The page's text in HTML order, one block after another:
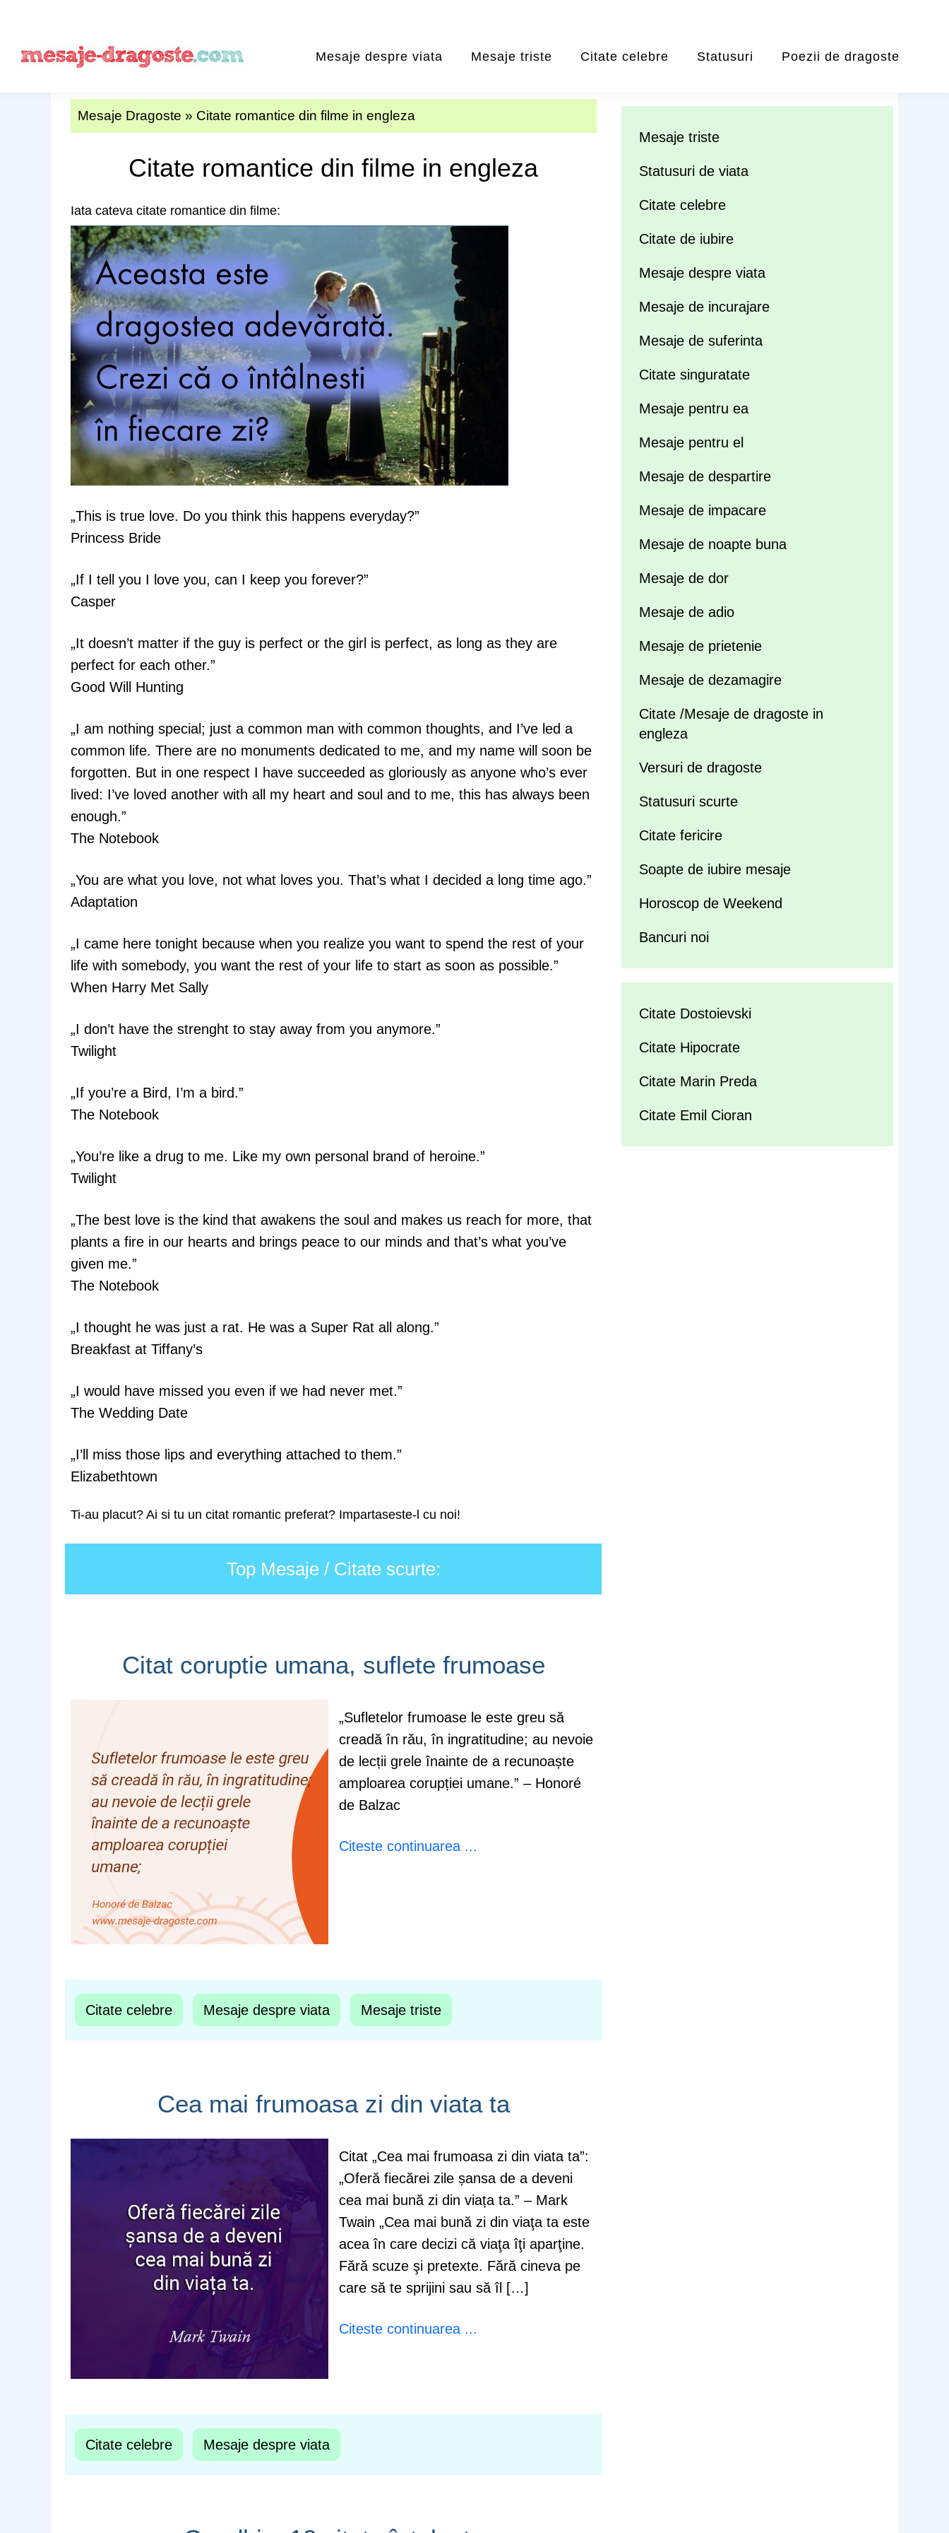
Mesaje despre viata Mesaje triste Citate celebre Statusuri Poezii de dragoste
Mesaje Dragoste » Citate romantice din filme in engleza
Citate romantice din filme in engleza
Iata cateva citate romantice din filme:
„This is true love. Do you think this happens everyday?”
Princess Bride
„If I tell you I love you, can I keep you forever?”
Casper
„It doesn’t matter if the guy is perfect or the girl is perfect, as long as they are
perfect for each other.”
Good Will Hunting
„I am nothing special; just a common man with common thoughts, and I’ve led a
common life. There are no monuments dedicated to me, and my name will soon be
forgotten. But in one respect I have succeeded as gloriously as anyone who’s ever
lived: I’ve loved another with all my heart and soul and to me, this has always been
enough.”
The Notebook
„You are what you love, not what loves you. That’s what I decided a long time ago.”
Adaptation
„I came here tonight because when you realize you want to spend the rest of your
life with somebody, you want the rest of your life to start as soon as possible.”
When Harry Met Sally
„I don’t have the strenght to stay away from you anymore.”
Twilight
„If you’re a Bird, I’m a bird.”
The Notebook
„You’re like a drug to me. Like my own personal brand of heroine.”
Twilight
„The best love is the kind that awakens the soul and makes us reach for more, that
plants a fire in our hearts and brings peace to our minds and that’s what you’ve
given me.”
The Notebook
„I thought he was just a rat. He was a Super Rat all along.”
Breakfast at Tiffany’s
„I would have missed you even if we had never met.”
The Wedding Date
„I’ll miss those lips and everything attached to them.”
Elizabethtown
Ti-au placut? Ai si tu un citat romantic preferat? Impartaseste-l cu noi!
Top Mesaje / Citate scurte:
Citat coruptie umana, suflete frumoase
„Sufletelor frumoase le este greu să
creadă în rău, în ingratitudine; au nevoie
de lecții grele înainte de a recunoaște
amploarea corupției umane.” – Honoré
de Balzac
Citeste continuarea ...
Citate celebre Mesaje despre viata Mesaje triste
Cea mai frumoasa zi din viata ta
Citat „Cea mai frumoasa zi din viata ta”:
„Oferă fiecărei zile șansa de a deveni
cea mai bună zi din viața ta.” – Mark
Twain „Cea mai bună zi din viaţa ta este
acea în care decizi că viaţa îţi aparţine.
Fără scuze şi pretexte. Fără cineva pe
care să te sprijini sau să îl […]
Citeste continuarea ...
Citate celebre Mesaje despre viata
Mesaje triste
Statusuri de viata
Citate celebre
Citate de iubire
Mesaje despre viata
Mesaje de incurajare
Mesaje de suferinta
Citate singuratate
Mesaje pentru ea
Mesaje pentru el
Mesaje de despartire
Mesaje de impacare
Mesaje de noapte buna
Mesaje de dor
Mesaje de adio
Mesaje de prietenie
Mesaje de dezamagire
Citate /Mesaje de dragoste in
engleza
Versuri de dragoste
Statusuri scurte
Citate fericire
Soapte de iubire mesaje
Horoscop de Weekend
Bancuri noi
Citate Dostoievski
Citate Hipocrate
Citate Marin Preda
Citate Emil Cioran